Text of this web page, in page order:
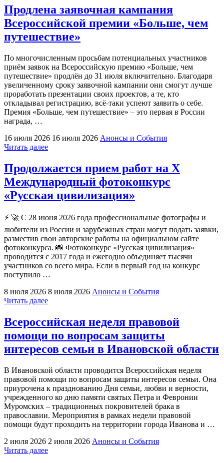
—
среди
участников
флешмоба
ко
Дню
российского
флага"
Продлена заявочная кампания
Всероссийской премии «Больше, чем
путешествие»
По многочисленным просьбам потенциальных участников
приём заявок на Всероссийскую премию «Больше, чем
путешествие» продлён до 31 июля включительно. Благодаря
увеличенному сроку заявочной кампании они смогут лучше
проработать презентации своих проектов, а те, кто
откладывал регистрацию, всё-таки успеют заявить о себе.
Премия «Больше, чем путешествие» – это первая в России
награда, …
16 июля 2026 16 июля 2026 Анонсы и События
Читать далее"Продлена
Всероссийской
премии
чем
Продолжается прием работ на Х
Международный фотоконкурс
«Русская цивилизация»
⚡ 🚀 С 28 июня 2026 года профессиональные фотографы и
любители из России и зарубежных стран могут подать заявки,
разместив свои авторские работы на официальном сайте
фотоконкурса. 📸 Фотоконкурс «Русская цивилизация»
проводится с 2017 года и ежегодно объединяет тысячи
участников со всего мира. Если в первый год на конкурс
поступило …
8 июля 2026 8 июля 2026 Анонсы и События
Читать далее"Продолжается
работ
на
Х
Международный
фотоконкурс
цивилизация»"
Всероссийская неделя правовой
помощи по вопросам защиты
интересов семьи в Ивановской области
В Ивановской области проводится Всероссийская неделя
правовой помощи по вопросам защиты интересов семьи. Она
приурочена к празднованию Дня семьи, любви и верности,
учрежденного ко дню памяти святых Петра и Февронии
Муромских – традиционных покровителей брака в
православии. Мероприятия в рамках недели правовой
помощи будут проходить на территории города Иванова и …
2 июля 2026 2 июля 2026 Анонсы и События
Читать далее"Всероссийская